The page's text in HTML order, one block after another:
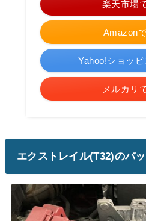
Amazon
楽天市場
Yahoo!ショッ
メルカリ
エクストレイル(T32)のバ